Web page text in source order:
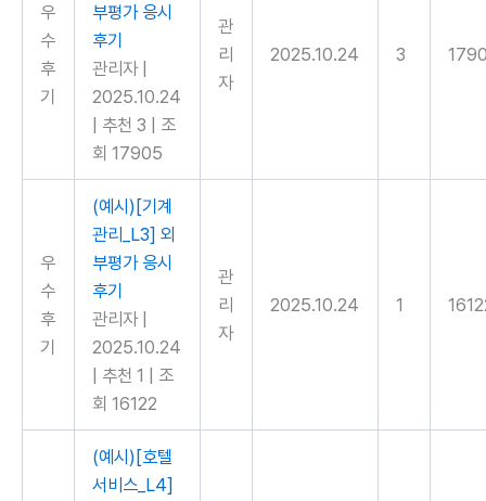
우
수
후
기
부평가 응시
후기
관리자
2025.10.24
추천 3
조
회 17905
관
리
자
2025.10.24 3
우
수
후
기
(예시)[기계
관리_L3] 외
부평가 응시
후기
관리자
2025.10.24
추천 1
조
회 16122
관
리
자
2025.10.24 1
(예시)[호텔
서비스_L4]